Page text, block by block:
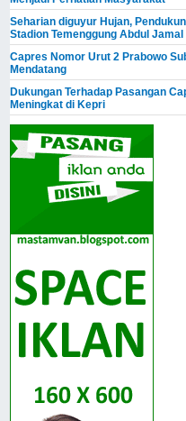
Seharian diguyur Hujan,
Stadion Temenggung Abdul Jamal
Capres Nomor Urut 2 Prabowo
Mendatang
Dukungan Terhadap Pasangan
Meningkat di Kepri